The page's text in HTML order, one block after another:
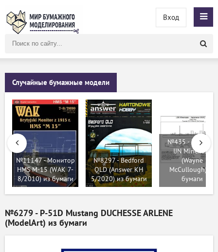
сайту
Вход
Случайные бумажные модели
№11147 - Монитор
HMS M-15 (WAK 7-
8/2010) из бумаги
№8297 - Bedford
QLD (Answer KH
5/2020) из бумаги
№435 - Эсминец
IJN Minekaze
(Wayne
McCullough) из
бумаги
№6279 - P-51D Mustang DUCHESSE ARLENE
(ModelArt) из бумаги